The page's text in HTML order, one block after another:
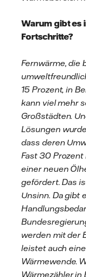
Warum gibt es
Fortschritte?
Fernwärme, die
15 Prozent, in
kann viel mehr
Großstädten.
Lösungen
dass deren
Fast 30 Prozent
einer neuen
gefördert. Das
Unsinn. Da gibt
werden mit der
leistet auch
Wärmewende.
Wärmezähler in